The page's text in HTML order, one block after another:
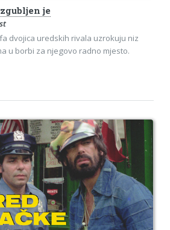
je
dvojica uredskih rivala uzrokuju niz
u borbi za njegovo radno mjesto.